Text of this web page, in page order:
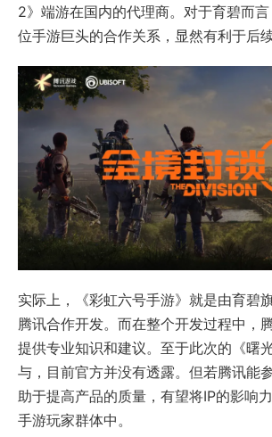
2》端游在国内的代理商。对于育碧而
位手游巨头的合作关系，显然有利于后
实际上，《彩虹六号手游》就是由育碧
腾讯合作开发。而在整个开发过程中，
提供专业知识和建议。至于此次的《曙
与，目前官方并没有透露。但若腾讯能
助于提高产品的质量，有望将IP的影响
手游玩家群体中。